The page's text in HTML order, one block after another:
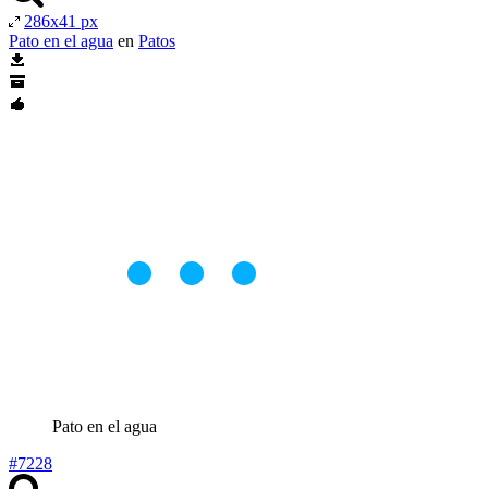
286x41 px
Pato en el agua en Patos
Pato en el agua
#7228